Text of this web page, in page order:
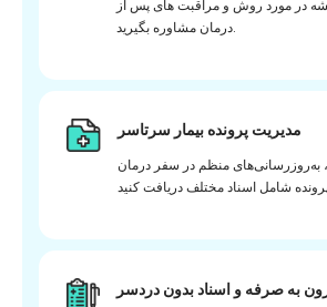
در مورد روش و مراقبت های پس از
درمان مشاوره بگیرید.
مدیریت پرونده بیمار سرتاسر
منظم در سفر درمان
به صرفه و اسناد بدون دردسر